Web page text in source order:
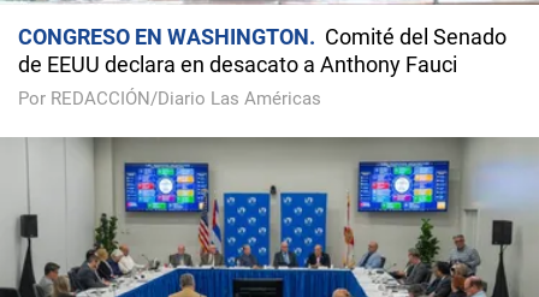
CONGRESO EN WASHINGTON
Comité del Senado
de EEUU declara en desacato a Anthony Fauci
Por REDACCIÓN/Diario Las Américas